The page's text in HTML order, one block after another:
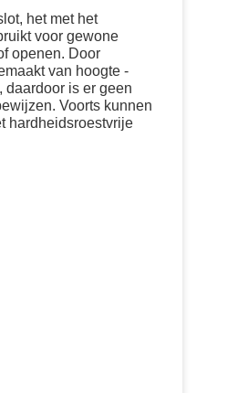
het met het
voor gewone
openen. Door
van hoogte -
is er geen
Voorts kunnen
hardheidsroestvrije